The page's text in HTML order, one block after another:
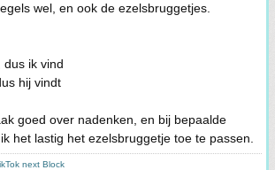
wel, en ook de ezelsbruggetjes.
dus ik vind
hij vindt
goed over nadenken, en bij bepaalde
het lastig het ezelsbruggetje toe te passen.
next Block